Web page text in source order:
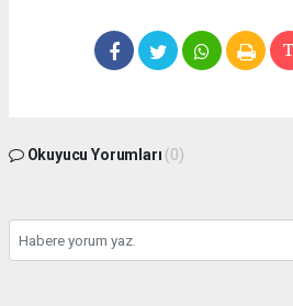
Okuyucu Yorumları (0)